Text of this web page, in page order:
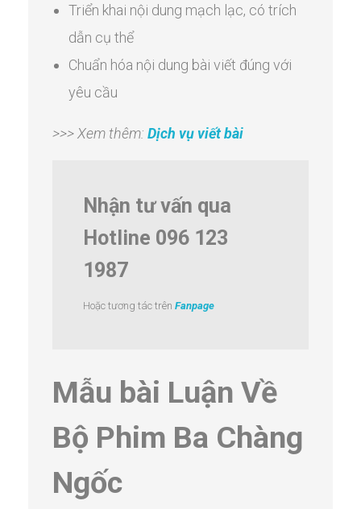
Triển khai nội dung mạch lạc, có trích
dẫn cụ thể
Chuẩn hóa nội dung bài viết đúng với
yêu cầu
>>> Xem thêm:Dịch vụ viết bài
Nhận tư vấn qua
Hotline 096 123
1987
Hoặc tương tác trênFanpage
Mẫu bài Luận Về
Bộ Phim Ba Chàng
Ngốc